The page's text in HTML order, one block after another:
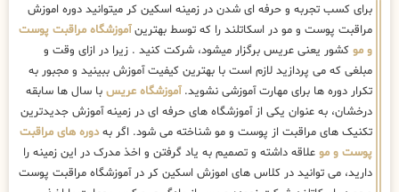
برای کسب تجربه و حرفه ای شدن در زمینه اسکین کر میتوانید دوره اموزش
مراقبت پوست و مو در اسکاتلند را که توسط بهترینآموزشگاه مراقبت پوست
و مو کشور یعنی عریس برگزار میشود، شرکت کنید . زیرا در ازای وقت و
مبلغی که می پردازید لازم است با بهترین کیفیت آموزش ببینید و مجبور به
تکرار دوره ها برای مهارت آموزشی نشوید.آموزشگاه عریس با سال ها سابقه
درخشان، به عنوان یکی از آموزشگاه های حرفه ای در زمینه آموزش جدیدترین
تکنیک های مراقبت از پوست و مو شناخته می شود. اگر بهدوره های مراقبت
پوست و مو علاقه داشته و تصمیم به یاد گرفتن و اخذ مدرک در این زمینه را
دارید، می توانید در کلاس های اموزش اسکین کر در آموزشگاه مراقبت پوست